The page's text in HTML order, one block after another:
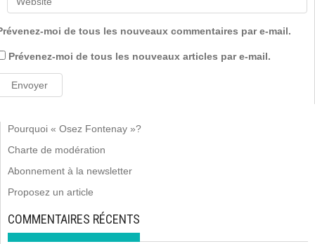
moi de tous les nouveaux commentaires par e-mail.
Prévenez-moi de tous les nouveaux articles par e-mail.
Pourquoi « Osez Fontenay »?
Charte de modération
Abonnement à la newsletter
Proposez un article
COMMENTAIRES RÉCENTS